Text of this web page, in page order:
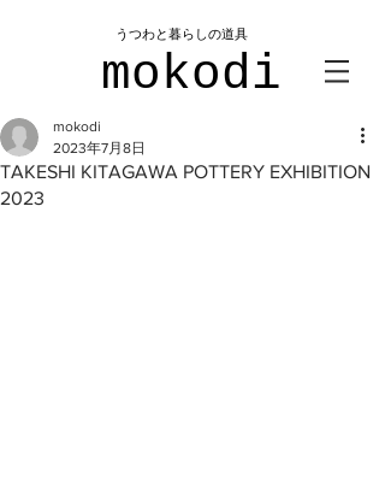
mokodi
​うつわと暮らしの道具
TAKESHI KITAGAWA POTTERY EXHIBITION
2023
mokodi
2023年7月8日